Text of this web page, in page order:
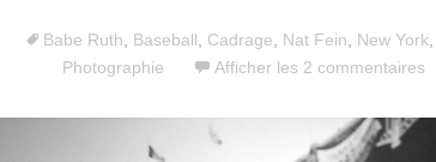
Babe Ruth Baseball Cadrage Nat Fein New York
Photographie
Afficher les 2 commentaires